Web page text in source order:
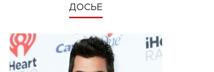
ДОСЬЕ